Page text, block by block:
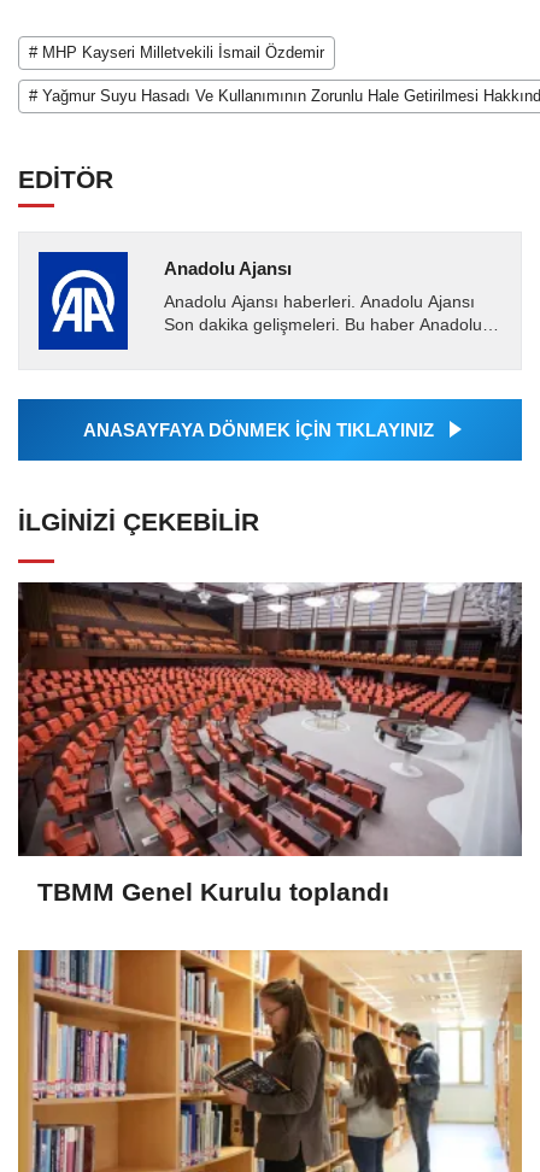
# MHP Kayseri Milletvekili İsmail Özdemir
# Yağmur Suyu Hasadı Ve Kullanımının Zorunlu Hale Getirilmesi
EDİTÖR
Anadolu Ajansı
Anadolu Ajansı haberleri. Anadolu Ajansı
Son dakika gelişmeleri. Bu haber Anadolu
Ajansı tarafından...
ANASAYFAYA DÖNMEK İÇİN TIKLAYINIZ
İLGINIZI ÇEKEBILIR
TBMM Genel Kurulu toplandı